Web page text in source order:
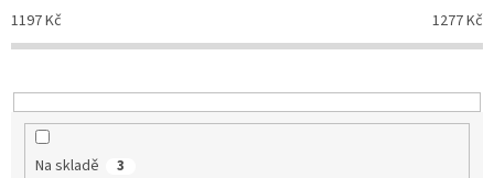
o
d
k
t
1197Kč 1277Kč
Na skladě 3